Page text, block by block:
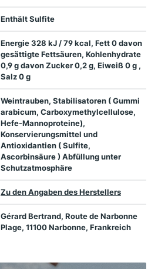
Enthält Sulfite
Energie 328 kJ / 79 kcal, Fett 0 davon
gesättigte Fettsäuren, Kohlenhydrate
0,9 g davon Zucker 0,2 g, Eiweiß 0 g ,
Salz 0 g
Weintrauben, Stabilisatoren ( Gummi
arabicum, Carboxymethylcellulose,
Hefe-Mannoproteine),
Konservierungsmittel und
Antioxidantien ( Sulfite,
Ascorbinsäure ) Abfüllung unter
Schutzatmosphäre
Zu den Angaben des Herstellers
Gérard Bertrand, Route de Narbonne
Plage, 11100 Narbonne, Frankreich